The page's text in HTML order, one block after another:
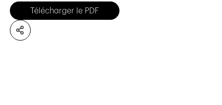
Télécharger le PDF